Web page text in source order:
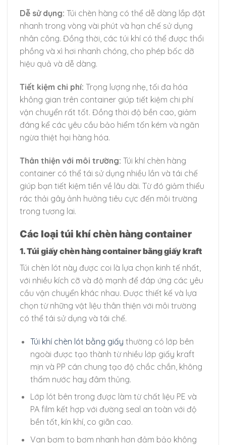
Dễ sử dụng: Túi chèn hàng có thể dễ dàng lắp đặt
nhanh trong vòng vài phút và hạn chế sử dụng
nhân công. Đồng thời, các túi khí có thể được thổi
phồng và xì hơi nhanh chóng, cho phép bốc dỡ
hiệu quả và dễ dàng.
Tiết kiệm chi phí: Trọng lượng nhẹ, tối đa hóa
không gian trên container giúp tiết kiệm chi phí
vận chuyển rất tốt. Đồng thời độ bền cao, giảm
đáng kể các yêu cầu bảo hiểm tốn kém và ngăn
ngừa thiệt hại hàng hóa.
Thân thiện với môi trường: Túi khí chèn hàng
container có thể tái sử dụng nhiều lần và tái chế
giúp bạn tiết kiệm tiền về lâu dài. Từ đó giảm thiểu
rác thải gây ảnh hưởng tiêu cực đến môi trường
trong tương lai.
Các loại túi khí chèn hàng container
1. Túi giấy chèn hàng container bằng giấy kraft
Túi chèn lót này được coi là lựa chọn kinh tế nhất,
với nhiều kích cỡ và độ mạnh để đáp ứng các yêu
cầu vận chuyển khác nhau. Được thiết kế và lựa
chọn từ những vật liệu thân thiện với môi trường
có thể tái sử dụng và tái chế.
Túi khí chèn lót bằng giấy thường có lớp bên
ngoài được tạo thành từ nhiều lớp giấy kraft
mịn và PP cán chung tạo độ chắc chắn, không
thấm nước hay đâm thủng.
Lớp lót bên trong được làm từ chất liệu PE và
PA film kết hợp với đường seal an toàn với độ
bền tốt, kín khí, co giãn cao.
Van bơm to bơm nhanh hơn đảm bảo không